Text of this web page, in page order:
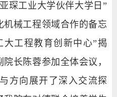
琛工业大学伙伴大学日”
械工程领域合作的备忘
工程教育创新中心”揭
长陈蓉参加全体会议，
方向展开了深入交流探